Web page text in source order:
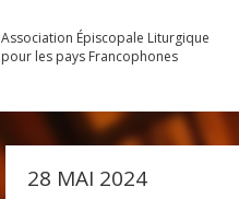
Association Épiscopale Liturgique
pour les pays Francophones
28 MAI 2024